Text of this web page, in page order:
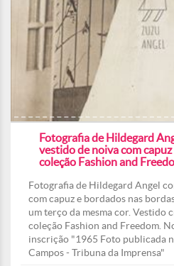
Fotografia de Hildegard
vestido de noiva com
coleção Fashion and
Fotografia de Hildegard Angel
com capuz e bordados nas
um terço da mesma cor. Vestido
coleção Fashion and Freedom.
inscrição "1965 Foto publicada
Campos - Tribuna da Imprensa"